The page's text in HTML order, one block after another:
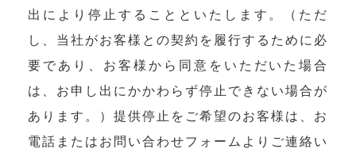
出により停止することといたします。（ただ
し、当社がお客様との契約を履行するために必
要であり、お客様から同意をいただいた場合
は、お申し出にかかわらず停止できない場合が
あります。）提供停止をご希望のお客様は、お
電話またはお問い合わせフォームよりご連絡い